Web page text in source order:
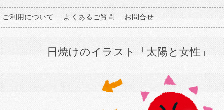
ご利用について よくあるご質問 お問合せ
日焼けのイラスト「太陽と女性」